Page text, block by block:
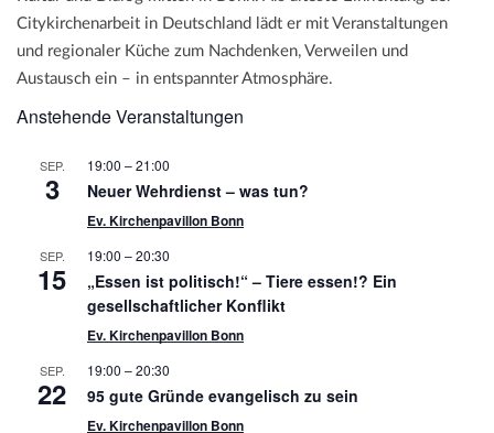
Citykirchenarbeit in Deutschland lädt er mit Veranstaltungen
und regionaler Küche zum Nachdenken, Verweilen und
Austausch ein – in entspannter Atmosphäre.
Anstehende Veranstaltungen
SEP.
3
19:00 –21:00
Neuer Wehrdienst – was tun?
Ev. Kirchenpavillon Bonn
SEP.
15
19:00 –20:30
„Essen ist politisch!“ – Tiere essen!? Ein
gesellschaftlicher Konflikt
Ev. Kirchenpavillon Bonn
SEP.
22
19:00 –20:30
95 gute Gründe evangelisch zu sein
Ev. Kirchenpavillon Bonn